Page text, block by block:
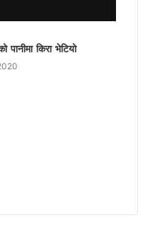
पानीमा किरा भेटियो